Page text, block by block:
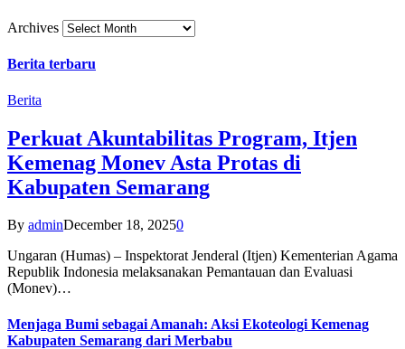
Archives
Berita terbaru
Berita
Perkuat Akuntabilitas Program, Itjen
Kemenag Monev Asta Protas di
Kabupaten Semarang
By adminDecember 18, 20250
Ungaran (Humas) – Inspektorat Jenderal (Itjen) Kementerian Agama
Republik Indonesia melaksanakan Pemantauan dan Evaluasi
(Monev)…
Menjaga Bumi sebagai Amanah: Aksi Ekoteologi Kemenag
Kabupaten Semarang dari Merbabu